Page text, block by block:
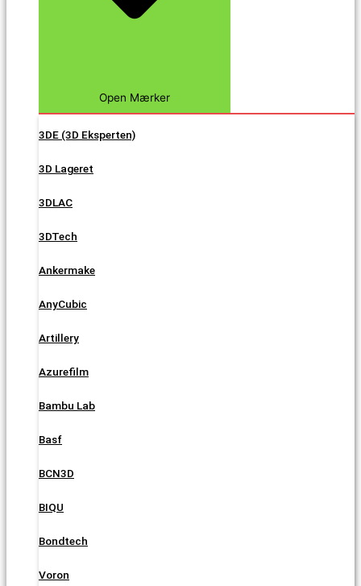
Open Mærker
3DE (3D Eksperten)
3D Lageret
3DLAC
3DTech
Ankermake
AnyCubic
Artillery
Azurefilm
Bambu Lab
Basf
BCN3D
BIQU
Bondtech
Voron